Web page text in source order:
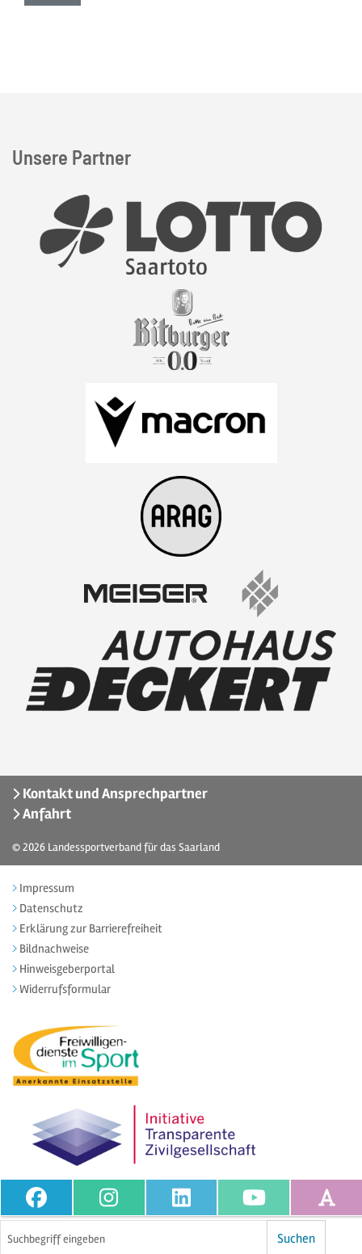
Unsere Partner
Kontakt und Ansprechpartner
Anfahrt
© 2026 Landessportverband für das Saarland
Impressum
Datenschutz
Erklärung zur Barrierefreiheit
Bildnachweise
Hinweisgeberportal
Widerrufsformular
Suchen